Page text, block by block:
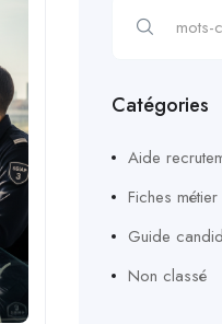
Catégories
Aide
Fiches métier
Guide
Non classé